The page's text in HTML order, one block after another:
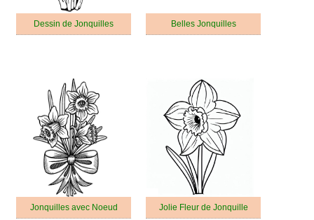
Dessin de Jonquilles Belles Jonquilles
Jonquilles avec Noeud Jolie Fleur de Jonquille